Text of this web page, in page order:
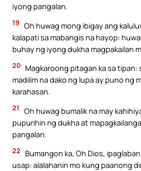
iyong pangalan.
19 Oh huwag mong ibigay ang
kalapati sa mabangis na hayop:
buhay ng iyong dukha magpakailan
20 Magkaroong pitagan ka sa tipan:
madilim na dako ng lupa ay puno ng
karahasan.
21
Oh huwag bumalik na may
pupurihin ng dukha at
pangalan.
22
Bumangon ka, Oh Dios,
usap: alalahanin mo kung paanong